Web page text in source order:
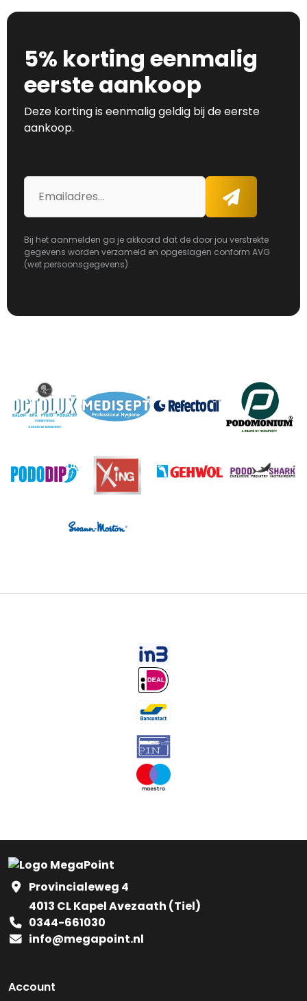
5% korting eenmalig
eerste aankoop
Deze korting is eenmalig geldig bij de eerste
aankoop.
E-
mailadres
Aanmelden
Bij het aanmelden ga je akkoord dat de door jou verstrekte
gegevens worden verzameld en opgeslagen conform AVG
(wet persoonsgegevens)
Provincialeweg 4
4013 CL Kapel Avezaath (Tiel)
0344-661030
info@megapoint.nl
Account